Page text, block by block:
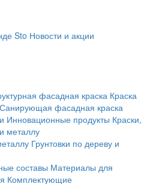
Sto Новости и акции
фасадная краска Краска
Санирующая фасадная краска
Инновационные продукты Краски,
металлу
Грунтовки по дереву и
составы Материалы для
Комплектующие